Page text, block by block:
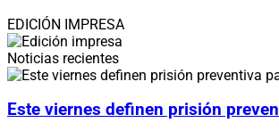
EDICIÓN IMPRESA
Noticias recientes
Este viernes definen prisión